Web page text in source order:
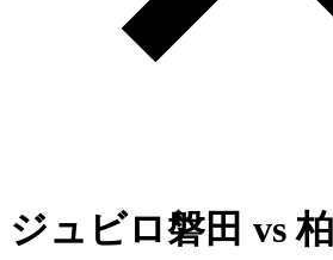
ジュビロ磐田 vs